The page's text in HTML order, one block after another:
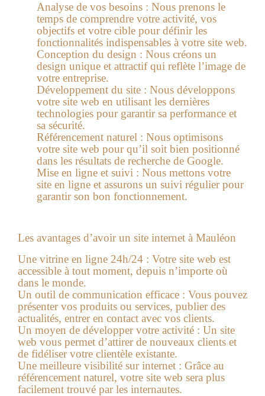
Analyse de vos besoins : Nous prenons le
temps de comprendre votre activité, vos
objectifs et votre cible pour définir les
fonctionnalités indispensables à votre site web.
Conception du design : Nous créons un
design unique et attractif qui reflète l’image de
votre entreprise.
Développement du site : Nous développons
votre site web en utilisant les dernières
technologies pour garantir sa performance et
sa sécurité.
Référencement naturel : Nous optimisons
votre site web pour qu’il soit bien positionné
dans les résultats de recherche de Google.
Mise en ligne et suivi : Nous mettons votre
site en ligne et assurons un suivi régulier pour
garantir son bon fonctionnement.
Les avantages d’avoir un site internet à Mauléon
Une vitrine en ligne 24h/24 : Votre site web est
accessible à tout moment, depuis n’importe où
dans le monde.
Un outil de communication efficace : Vous pouvez
présenter vos produits ou services, publier des
actualités, entrer en contact avec vos clients.
Un moyen de développer votre activité : Un site
web vous permet d’attirer de nouveaux clients et
de fidéliser votre clientèle existante.
Une meilleure visibilité sur internet : Grâce au
référencement naturel, votre site web sera plus
facilement trouvé par les internautes.